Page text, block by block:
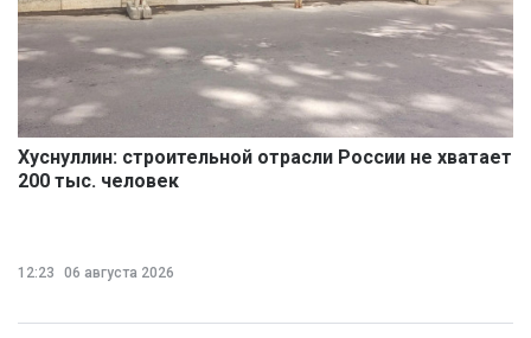
Хуснуллин: строительной отрасли России не хватает
200 тыс. человек
12:23 06 августа 2026